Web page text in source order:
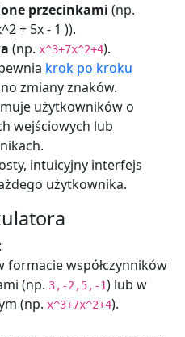
przecinkami (np.
+ 5x - 1 )).
(np. x^3+7x^2+4).
krok po kroku
zmiany znaków.
użytkowników o
wejściowych lub
intuicyjny interfejs
użytkownika.
:
formacie współczynników
(np. 3,-2,5,-1) lub w
(np. x^3+7x^2+4).